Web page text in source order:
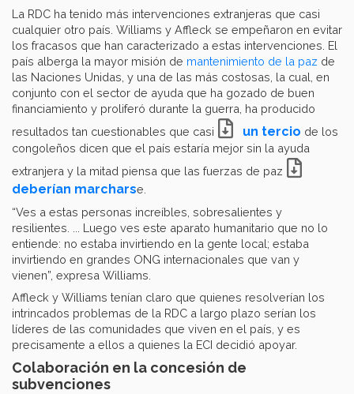
La RDC ha tenido más intervenciones extranjeras que casi
cualquier otro país. Williams y Affleck se empeñaron en evitar
los fracasos que han caracterizado a estas intervenciones. El
país alberga la mayor misión de mantenimiento de la paz de
las Naciones Unidas, y una de las más costosas, la cual, en
conjunto con el sector de ayuda que ha gozado de buen
financiamiento y proliferó durante la guerra, ha producido
resultados tan cuestionables que casi
un tercio de los
congoleños dicen que el país estaría mejor sin la ayuda
extranjera y la mitad piensa que las fuerzas de paz
deberían marcharse.
“Ves a estas personas increíbles, sobresalientes y
resilientes. ... Luego ves este aparato humanitario que no lo
entiende: no estaba invirtiendo en la gente local; estaba
invirtiendo en grandes ONG internacionales que van y
vienen”, expresa Williams.
Affleck y Williams tenían claro que quienes resolverían los
intrincados problemas de la RDC a largo plazo serían los
líderes de las comunidades que viven en el país, y es
precisamente a ellos a quienes la ECI decidió apoyar.
Colaboración en la concesión de
subvenciones